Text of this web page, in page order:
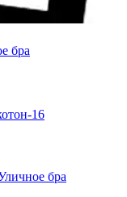
бра
16
бра